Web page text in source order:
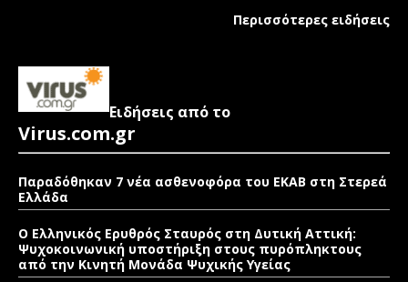
Περισσότερες ειδήσεις
Ειδήσεις από το
Virus.com.gr
Παραδόθηκαν 7 νέα ασθενοφόρα του ΕΚΑΒ στη Στερεά
Ελλάδα
Ο Ελληνικός Ερυθρός Σταυρός στη Δυτική Αττική:
Ψυχοκοινωνική υποστήριξη στους πυρόπληκτους
από την Κινητή Μονάδα Ψυχικής Υγείας